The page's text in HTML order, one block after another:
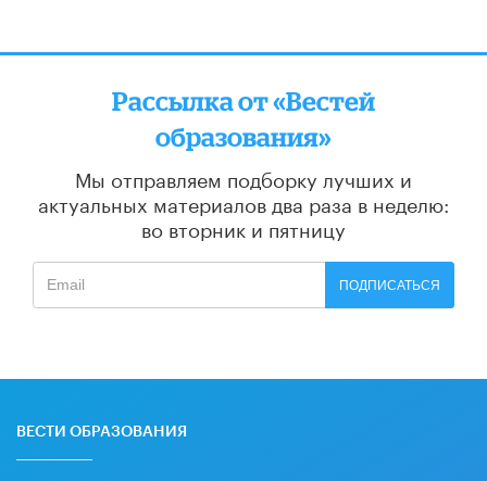
Рассылка от «Вестей
образования»
Мы отправляем подборку лучших и
актуальных материалов два раза в неделю:
во вторник и пятницу
ПОДПИСАТЬСЯ
ВЕСТИ ОБРАЗОВАНИЯ